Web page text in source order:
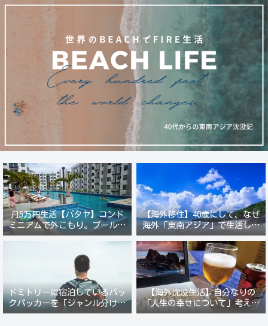
月5万円生活【パタヤ】コンド
ミニアムで外こもり。プール付
き新築コンドでステーキ&ウオ
【海外移住】40歳にして、なぜ
海外「東南アジア」で生活しよ
うと思ったのか？
ドミトリーに宿泊しているバッ
クパッカーを「ジャンル分けし
て人間観察」が楽しい。
【海外沈没生活】自分なりの
「人生の幸せについて」考えて
みる。